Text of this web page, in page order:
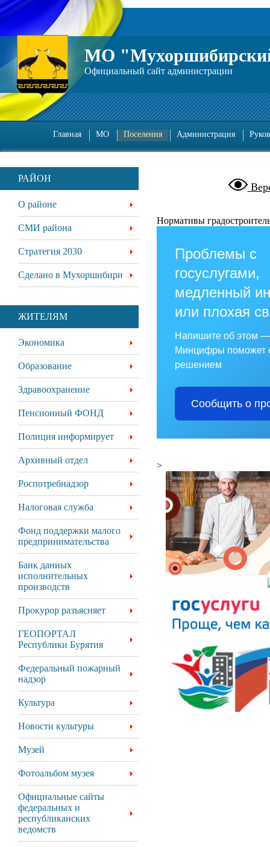
МО
Официальный сайт администрации
Главная МО Поселения Администрация
РАЙОН
О районе
СМИ района
Стратегия 2030
Сделано в Мухоршибири
ЖИТЕЛЯМ
Экономика
Образование
Здравоохранение
Пенсионный ФОНД
Полиция информирует
Архивный отдел
Роспотребнадзор
Налоговая служба
Фонд поддержки малого
предпринимательства
Банк данных
исполнительных
производств
Прокурор разъясняет
ГЕОПОРТАЛ
Республики Бурятия
Федеральный пожарный
надзор
Культура
Новости культуры
Музей
Фотоальбом музея
Официальные сайты
федеральных и
республиканских
ведомств
Нормативы
Проблемы с
госуслугами,
медленный
или плохая
Напишите об этом —
Минцифры поможет
решением
Сообщить о
>